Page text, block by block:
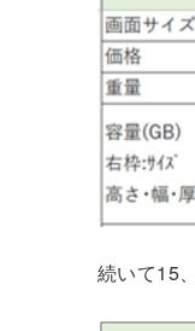
続いて15